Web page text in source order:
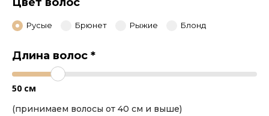
Русые Брюнет Рыжие Блонд
Длина волос *
50 см
(принимаем волосы от 40 см и выше)